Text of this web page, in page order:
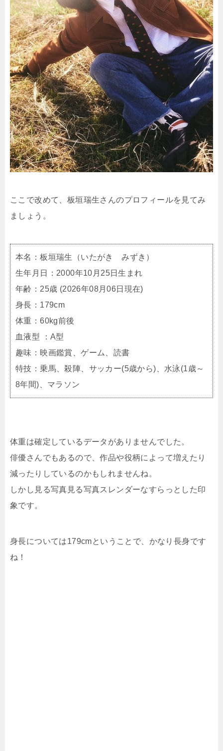
ここで改めて、板垣瑞生さんのプロフィールを見てみ
ましょう。
本名：板垣瑞生（いたがき みずき）
生年月日：2000年10月25日生まれ
年齢：25歳 (2026年08月06日現在)
身長：179cm
体重：60kg前後
血液型 ：A型
趣味：映画鑑賞、ゲーム、読書
特技：乗馬、殺陣、サッカー(5歳から)、水泳(1歳～
8年間)、マラソン
体重は確定しているデータがありませんでした。
俳優さんでもあるので、作品や役柄によって増えたり
減ったりしているのかもしれませんね。
しかし見る写真見る写真スレンダーなすらっとした印
象です。
身長については179cmということで、かなり長身です
ね！